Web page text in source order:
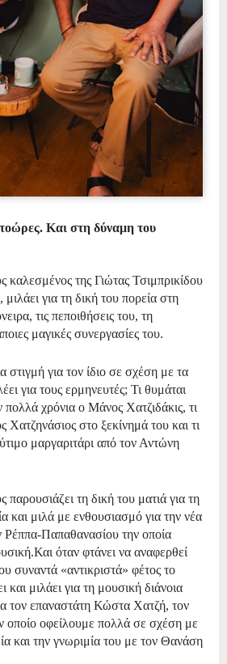
Και στη δύναμη του
καλεσμένος της Γιώτας Τσιμπρικίδου
μιλάει για τη δική του πορεία στη
τις πεποιθήσεις του, τη
μαγικές συνεργασίες του.
στιγμή για τον ίδιο σε σχέση με τα
για τους ερμηνευτές; Τι θυμάται
πολλά χρόνια ο Μάνος Χατζιδάκις, τι
Χατζηνάσιος στο ξεκίνημά του και τι
μαργαριτάρι από τον Αντώνη
τη δική του ματιά για τη
και μιλά με ενθουσιασμό για την νέα
Ρέππα-Παπαθανασίου την οποία
Και όταν φτάνει να αναφερθεί
συναντά «αντικριστά» φέτος το
και μιλάει για τη μουσική διάνοια
τον επαναστάτη Κώστα Χατζή, τον
οποίο οφείλουμε πολλά σε σχέση με
και την γνωριμία του με τον Θανάση